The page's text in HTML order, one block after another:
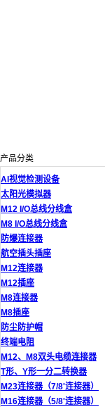
产品分类
AI视觉检测设备
太阳光模拟器
M12 I/O总线分线盒
M8 I/O总线分线盒
防爆连接器
航空插头插座
M12连接器
M12插座
M8连接器
M8插座
防尘防护帽
终端电阻
M12、M8双头电缆连接器
T形、Y形一分二转换器
M23连接器（7/8'连接器）
M16连接器（5/8'连接器）